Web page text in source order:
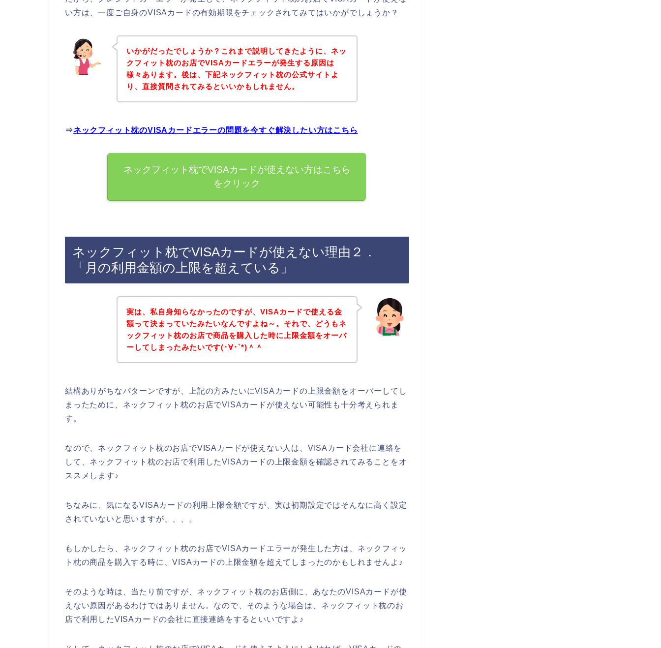
い方は、一度ご自身のVISAカードの有効期限をチェックされてみてはいかがでしょうか？
いかがだったでしょうか？これまで説明してきたように、ネッ
クフィット枕のお店でVISAカードエラーが発生する原因は
様々あります。後は、下記ネックフィット枕の公式サイトよ
り、直接質問されてみるといいかもしれません。
⇒ネックフィット枕のVISAカードエラーの問題を今すぐ解決したい方はこちら
ネックフィット枕でVISAカードが使えない方はこちら
をクリック
ネックフィット枕でVISAカードが使えない理由２．
「月の利用金額の上限を超えている」
実は、私自身知らなかったのですが、VISAカードで使える金
額って決まっていたみたいなんですよね～。それで、どうもネ
ックフィット枕のお店で商品を購入した時に上限金額をオーバ
ーしてしまったみたいです(･∀･`*)＾＾
結構ありがちなパターンですが、上記の方みたいにVISAカードの上限金額をオーバーしてし
まったために、ネックフィット枕のお店でVISAカードが使えない可能性も十分考えられま
す。
なので、ネックフィット枕のお店でVISAカードが使えない人は、VISAカード会社に連絡を
して、ネックフィット枕のお店で利用したVISAカードの上限金額を確認されてみることをオ
ススメします♪
ちなみに、気になるVISAカードの利用上限金額ですが、実は初期設定ではそんなに高く設定
されていないと思いますが、、、。
もしかしたら、ネックフィット枕のお店でVISAカードエラーが発生した方は、ネックフィッ
ト枕の商品を購入する時に、VISAカードの上限金額を超えてしまったのかもしれませんよ♪
そのような時は、当たり前ですが、ネックフィット枕のお店側に、あなたのVISAカードが使
えない原因があるわけではありません。なので、そのような場合は、ネックフィット枕のお
店で利用したVISAカードの会社に直接連絡をするといいですよ♪